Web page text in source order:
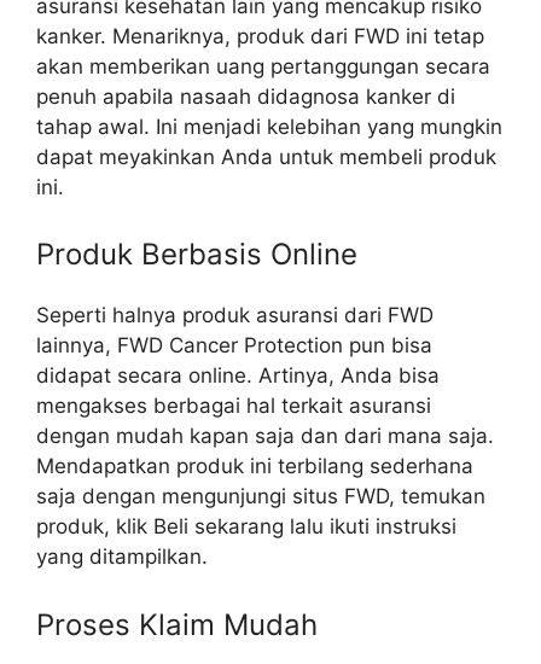
asuransi kesehatan lain yang mencakup risiko
kanker. Menariknya, produk dari FWD ini tetap
akan memberikan uang pertanggungan secara
penuh apabila nasaah didagnosa kanker di
tahap awal. Ini menjadi kelebihan yang mungkin
dapat meyakinkan Anda untuk membeli produk
ini.
Produk Berbasis Online
Seperti halnya produk asuransi dari FWD
lainnya, FWD Cancer Protection pun bisa
didapat secara online. Artinya, Anda bisa
mengakses berbagai hal terkait asuransi
dengan mudah kapan saja dan dari mana saja.
Mendapatkan produk ini terbilang sederhana
saja dengan mengunjungi situs FWD, temukan
produk, klik Beli sekarang lalu ikuti instruksi
yang ditampilkan.
Proses Klaim Mudah